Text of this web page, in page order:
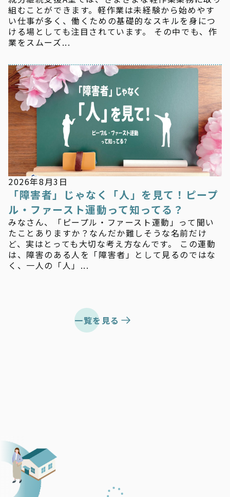
組むことができます。軽作業は未経験から始めやす
い仕事が多く、働くための基礎的なスキルを身につ
ける場としても注目されています。 その中でも、作
業をスムーズ...
新着情報
2026年8月3日
「障害者」じゃなく「人」を見て！ピープ
ル・ファースト運動って知ってる？
みなさん、「ピープル・ファースト運動」って聞い
たことありますか？なんだか難しそうな名前だけ
ど、実はとっても大切な考え方なんです。 この運動
は、障害のある人を「障害者」として見るのではな
く、一人の「人」...
一覧を見る